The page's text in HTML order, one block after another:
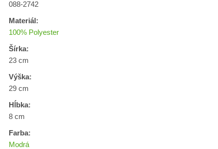
088-2742
Materiál:
100% Polyester
Šírka:
23 cm
Výška:
29 cm
Hĺbka:
8 cm
Farba:
Modrá